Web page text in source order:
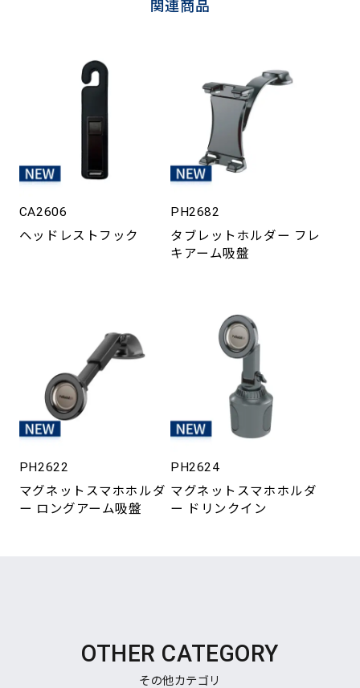
関連商品
CA2606
ヘッドレストフック
PH2682
タブレットホルダー フレ
キアーム吸盤
PH2622
マグネットスマホホルダ
ー ロングアーム吸盤
PH2624
マグネットスマホホルダ
ー ドリンクイン
OTHER CATEGORY
その他カテゴリ